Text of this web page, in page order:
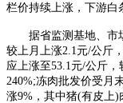
栏价持续上涨，下游白
据省监测基地、市场
较上月上涨2.1元/公斤
应上涨至53.1元/公斤
240%;冻肉批发价受月
涨9%，其中猪(有皮上)